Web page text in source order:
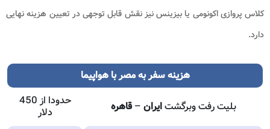
کلاس پروازی اکونومی یا بیزینس نیز نقش قابل توجهی در تعیین هزینه نهایی
دارد.
هزینهسفربهمصربا هواپیما
بلیت رفت وبرگشتایران –قاهره
حدودا از 450
دلار